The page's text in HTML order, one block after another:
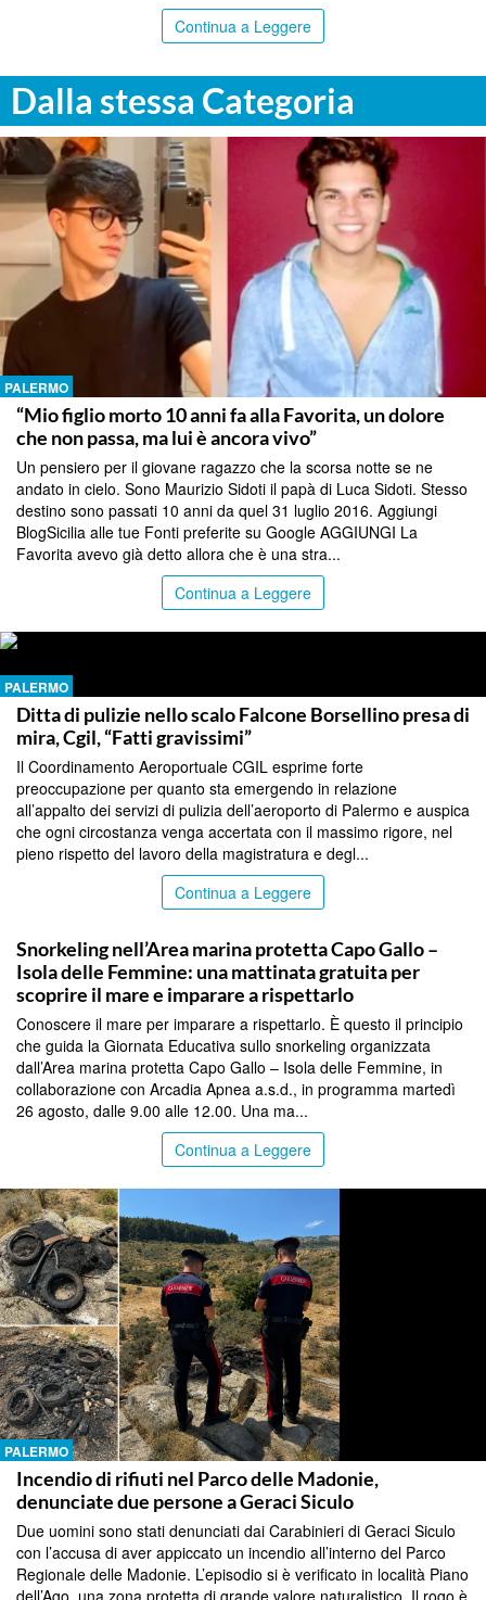
Continua a Leggere
Dalla stessa Categoria
PALERMO
“Mio figlio morto 10 anni fa alla Favorita, un dolore
che non passa, ma lui è ancora vivo”
Un pensiero per il giovane ragazzo che la scorsa notte se ne
andato in cielo. Sono Maurizio Sidoti il papà di Luca Sidoti. Stesso
destino sono passati 10 anni da quel 31 luglio 2016. Aggiungi
BlogSicilia alle tue Fonti preferite su Google AGGIUNGI La
Favorita avevo già detto allora che è una stra...
Continua a Leggere
PALERMO
Ditta di pulizie nello scalo Falcone Borsellino presa di
mira, Cgil, “Fatti gravissimi”
Il Coordinamento Aeroportuale CGIL esprime forte
preoccupazione per quanto sta emergendo in relazione
all’appalto dei servizi di pulizia dell’aeroporto di Palermo e auspica
che ogni circostanza venga accertata con il massimo rigore, nel
pieno rispetto del lavoro della magistratura e degl...
Continua a Leggere
Snorkeling nell’Area marina protetta Capo Gallo –
Isola delle Femmine: una mattinata gratuita per
scoprire il mare e imparare a rispettarlo
Conoscere il mare per imparare a rispettarlo. È questo il principio
che guida la Giornata Educativa sullo snorkeling organizzata
dall’Area marina protetta Capo Gallo – Isola delle Femmine, in
collaborazione con Arcadia Apnea a.s.d., in programma martedì
26 agosto, dalle 9.00 alle 12.00. Una ma...
Continua a Leggere
PALERMO
Incendio di rifiuti nel Parco delle Madonie,
denunciate due persone a Geraci Siculo
Due uomini sono stati denunciati dai Carabinieri di Geraci Siculo
con l’accusa di aver appiccato un incendio all’interno del Parco
Regionale delle Madonie. L’episodio si è verificato in località Piano
dell’Ago, una zona protetta di grande valore naturalistico. Il rogo è